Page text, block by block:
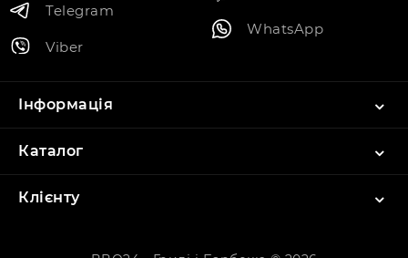
Telegram
Viber
WhatsApp
Інформація
Каталог
Клієнту